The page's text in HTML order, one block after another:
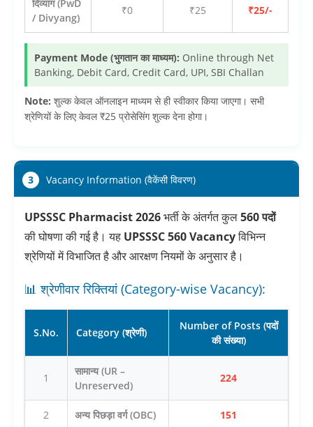
दिव्यांग (PwD
/ Divyang)
₹0 ₹25 ₹25/-
Payment Mode (भुगतान का माध्यम): Online through Net
Banking, Debit Card, Credit Card, UPI, SBI Challan
Note: शुल्क केवल ऑनलाइन माध्यम से ही स्वीकार किया जाएगा। सभी
श्रेणियों के लिए केवल ₹25 प्रोसेसिंग शुल्क देना होगा।
3 Vacancy Information (वैकेंसी विवरण)
UPSSSC Pharmacist 2026भर्ती के अंतर्गत कुल560 पदों
की घोषणा की गई है। यह UPSSSC 560 Vacancyविभिन्न
श्रेणियों में विभाजित है और आरक्षण नियमों के अनुसार है।
📊 श्रेणीवार रिक्तियां (Category-wise Vacancy):
S.No. Category (श्रेणी)
Number of Posts (पदों
की संख्या)
1
सामान्य (UR –
Unreserved)
224
2 अन्य पिछड़ा वर्ग (OBC) 151